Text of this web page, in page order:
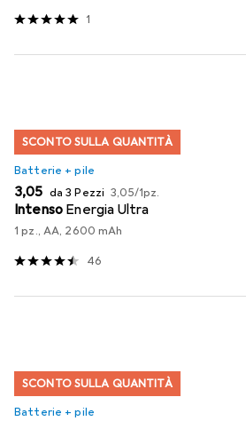
1
SCONTO SULLA QUANTITÀ
Batterie + pile
EUR
3,05 da 3 Pezzi EUR
3,05/1pz.
Intenso Energia Ultra
1 pz., AA, 2600 mAh
46
SCONTO SULLA QUANTITÀ
Batterie + pile